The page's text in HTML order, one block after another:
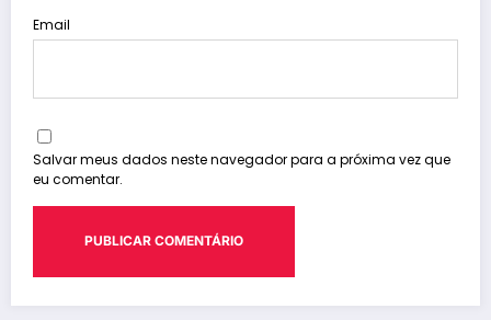
Email
Salvar meus dados neste navegador para a próxima vez que
eu comentar.